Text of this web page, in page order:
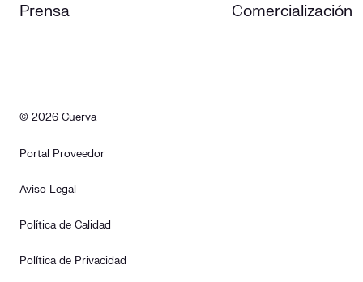
Prensa Comercialización
© 2026 Cuerva
Portal Proveedor
Aviso Legal
Política de Calidad
Política de Privacidad